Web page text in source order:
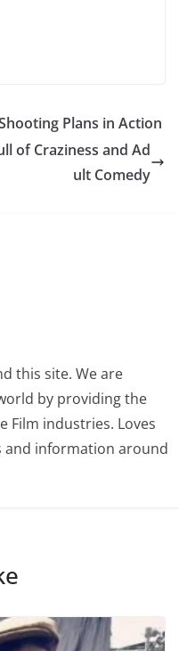
Plans in Action
of Craziness and Ad
ult Comedy
this site. We are
by providing the
Film industries. Loves
and information around